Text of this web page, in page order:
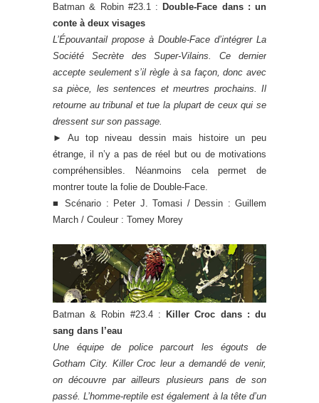
Batman & Robin #23.1 : Double-Face dans : un
conte à deux visages
L’Épouvantail propose à Double-Face d’intégrer La
Société Secrète des Super-Vilains. Ce dernier
accepte seulement s’il règle à sa façon, donc avec
sa pièce, les sentences et meurtres prochains. Il
retourne au tribunal et tue la plupart de ceux qui se
dressent sur son passage.
► Au top niveau dessin mais histoire un peu
étrange, il n’y a pas de réel but ou de motivations
compréhensibles. Néanmoins cela permet de
montrer toute la folie de Double-Face.
■ Scénario : Peter J. Tomasi / Dessin : Guillem
March / Couleur : Tomey Morey
Batman & Robin #23.4 :
Killer Croc dans : du
sang dans l’eau
Une équipe de police parcourt les égouts de
Gotham City. Killer Croc leur a demandé de venir,
on découvre par ailleurs plusieurs pans de son
passé. L’homme-reptile est également à la tête d’un